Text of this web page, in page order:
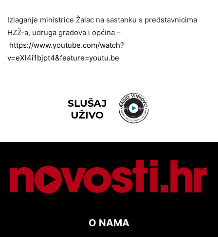
Izlaganje ministrice Žalac na sastanku s predstavnicima
HZŽ-a, udruga gradova i općina –
https://www.youtube.com/watch?
v=eXl4i1bjpt4&feature=youtu.be
O NAMA